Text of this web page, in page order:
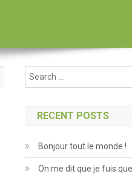
RECENT POSTS
Bonjour tout le monde !
On me dit que je fuis